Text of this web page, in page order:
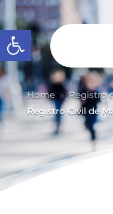
Abrir barra de
Home 9 Registro
Registro Civil de